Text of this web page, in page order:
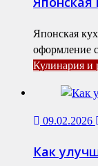
Японская
оформление
Кулинария и
09.02.2026
Как